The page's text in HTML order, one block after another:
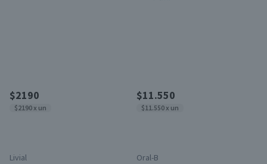
$2190
$2190 x un
Livial
$11.550
$11.550 x un
Oral-B